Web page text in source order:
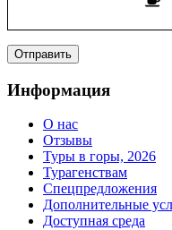
Информация
О нас
Отзывы
Туры в горы, 2026
Турагенствам
Спецпредложения
Дополнительные
Доступная среда